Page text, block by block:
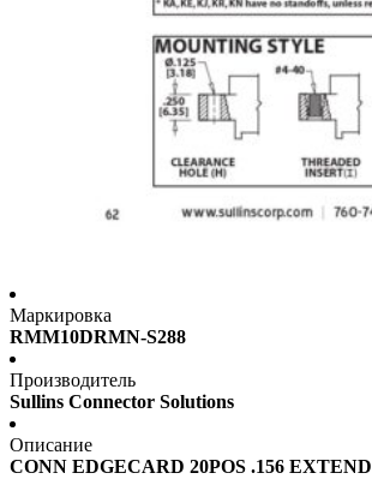
Маркировка
RMM10DRMN-S288
Производитель
Sullins Connector Solutions
Описание
CONN EDGECARD 20POS .156 EXTEND